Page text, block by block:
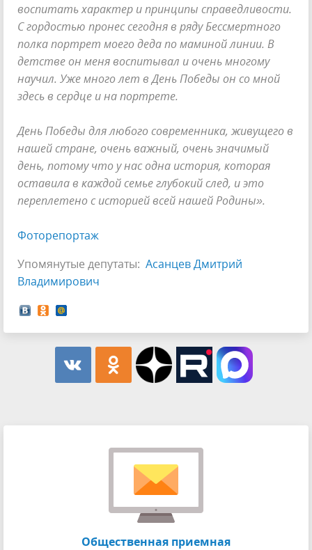
воспитать характер и принципы справедливости.
С гордостью пронес сегодня в ряду Бессмертного
полка портрет моего деда по маминой линии. В
детстве он меня воспитывал и очень многому
научил. Уже много лет в День Победы он со мной
здесь в сердце и на портрете.
День Победы для любого современника, живущего в
нашей стране, очень важный, очень значимый
день, потому что у нас одна история, которая
оставила в каждой семье глубокий след, и это
переплетено с историей всей нашей Родины».
Фоторепортаж
Упомянутые депутаты: Асанцев Дмитрий
Владимирович
Общественная приемная